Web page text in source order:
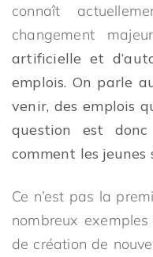
connaît
changement
artificielle et
emplois. On parle
venir, des emplois
question est
comment les jeunes
Ce n’est pas la
nombreux
de création de